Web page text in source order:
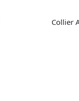
Collier